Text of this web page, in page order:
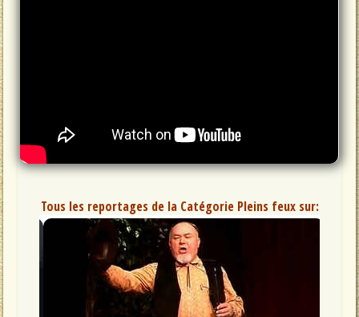
Tous les reportages de la Catégorie Pleins feux sur: